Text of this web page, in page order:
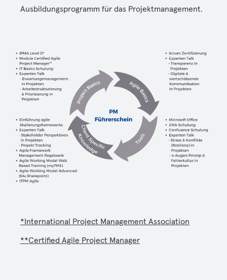
Ausbildungsprogramm für das Projektmanagement.
*International Project Management Association
**Certified Agile Project Manager